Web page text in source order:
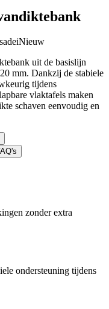
Nieuw
uit de basislijn
mm. Dankzij de stabiele
tijdens
vlaktafels maken
schaven eenvoudig en
zonder extra
ondersteuning tijdens